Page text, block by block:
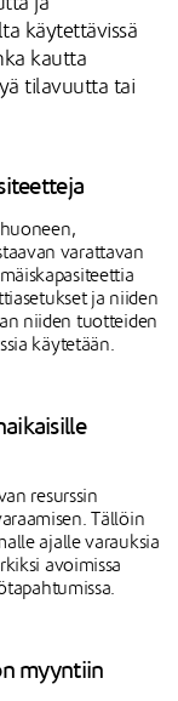
käytettävissä
kautta
tilavuutta tai
varattavan
ja niiden
niiden tuotteiden
käytetään.
resurssin
Tällöin
ajalle varauksia
avoimissa
myyntiin